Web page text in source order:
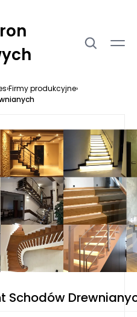
›Firmy produkcyjne›
Schodów